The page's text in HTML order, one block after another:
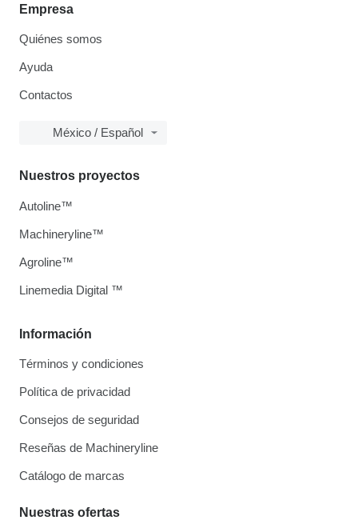
Empresa
Quiénes somos
Ayuda
Contactos
México / Español
Información
Términos y condiciones
Política de privacidad
Consejos de seguridad
Reseñas de Machineryline
Catálogo de marcas
Nuestras ofertas
Nuestros proyectos
Autoline™
Machineryline™
Agroline™
Linemedia Digital ™